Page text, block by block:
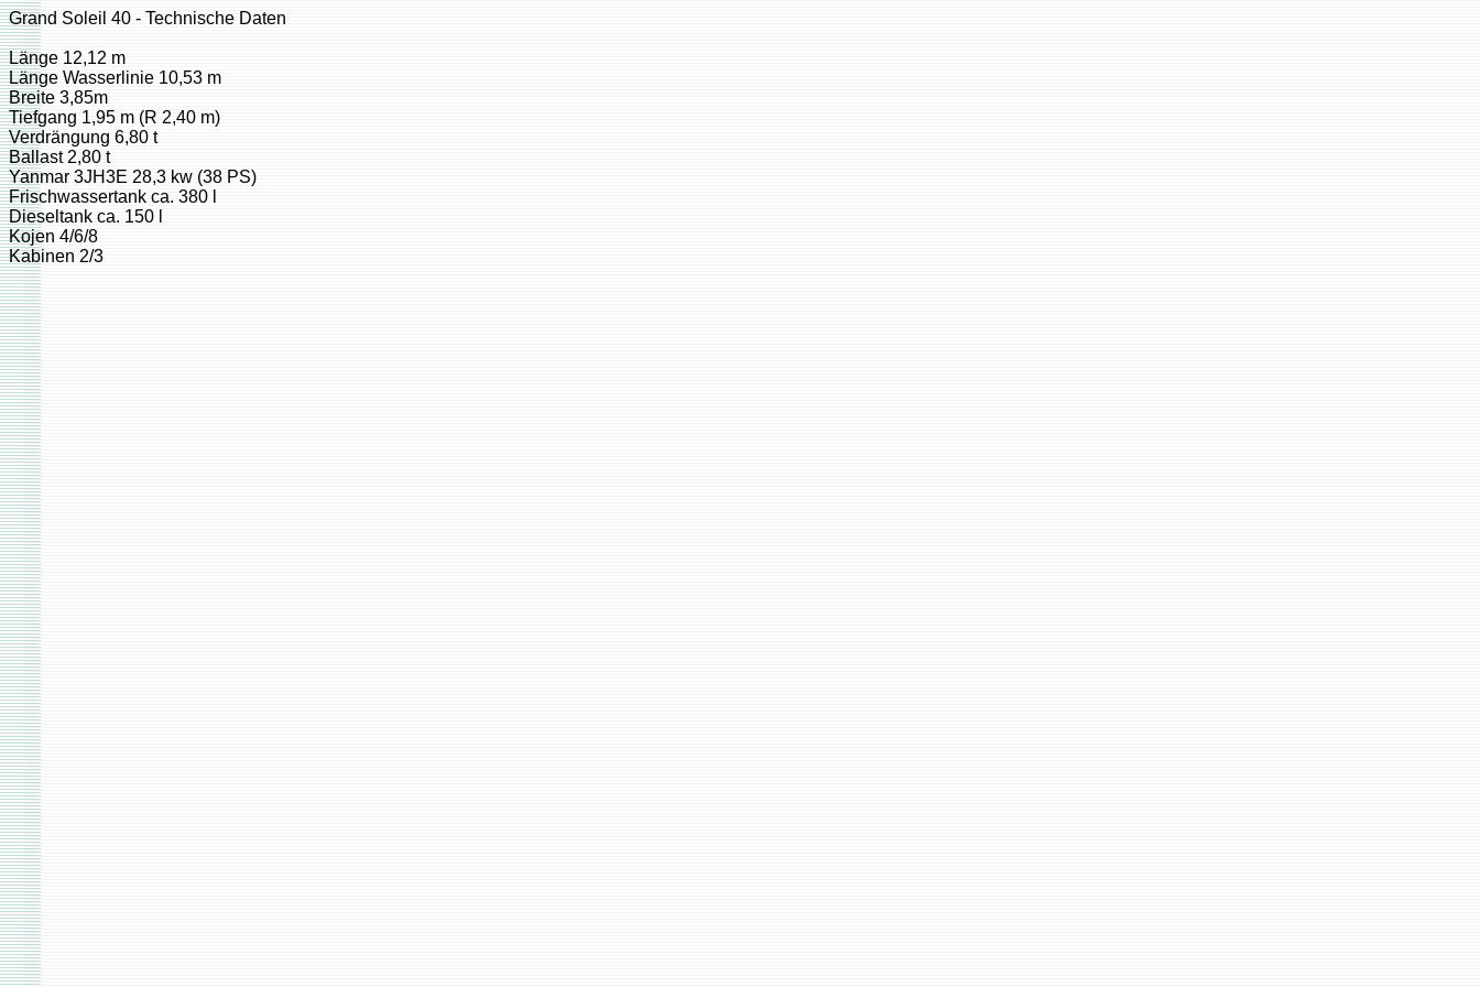
Grand Soleil 40 - Technische Daten
Länge 12,12 m
Länge Wasserlinie 10,53 m
Breite 3,85m
Tiefgang 1,95 m (R 2,40 m)
Verdrängung 6,80 t
Ballast 2,80 t
Yanmar 3JH3E 28,3 kw (38 PS)
Frischwassertank ca. 380 l
Dieseltank ca. 150 l
Kojen 4/6/8
Kabinen 2/3